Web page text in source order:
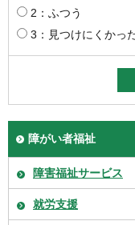
2：ふつう
3：見つけにくかっ
障がい者福祉
障害福祉サービス
就労支援